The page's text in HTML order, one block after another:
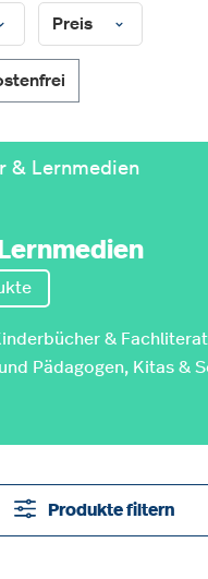
Preis
Versandkostenfrei
& Lernmedien
&
Pädagogen, Kitas &
Produkte filtern